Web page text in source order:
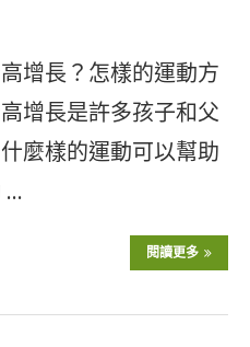
增長？怎樣的運動方
增長是許多孩子和父
麼樣的運動可以幫助
…
閱讀更多